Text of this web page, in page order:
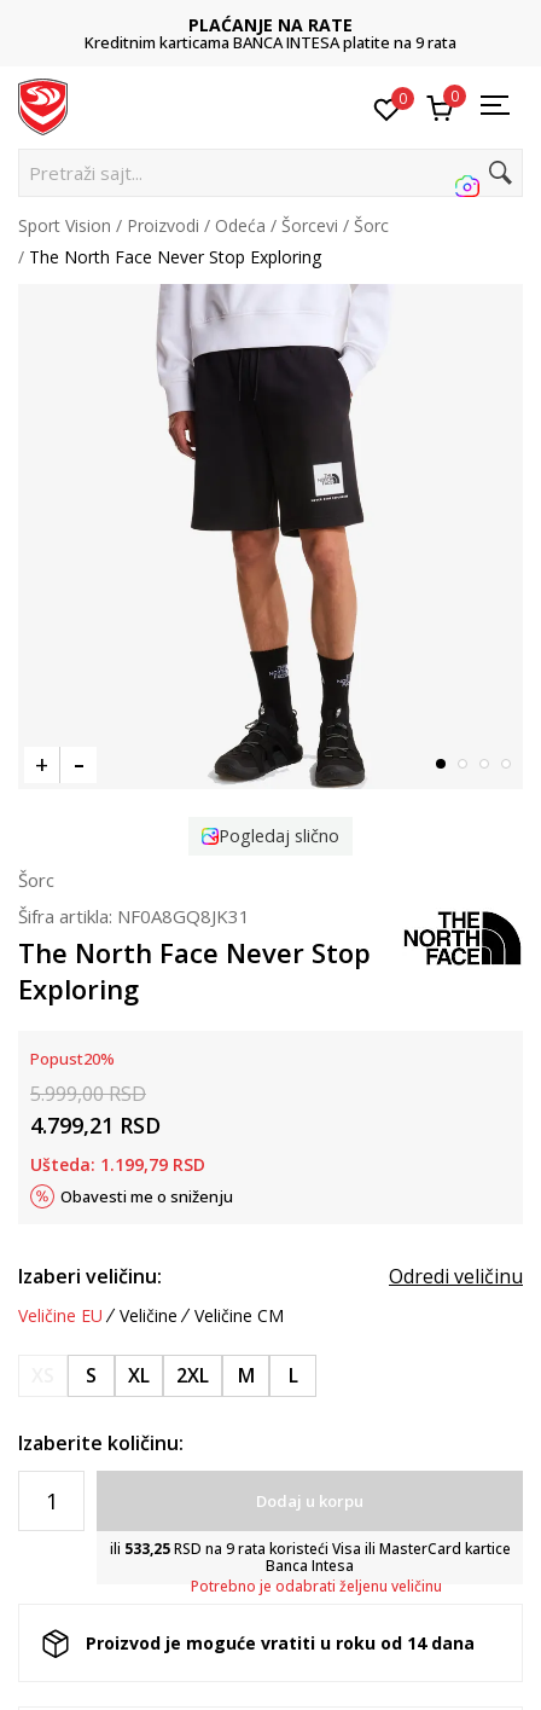
PLAĆANJE NA RATE
Kreditnim karticama BANCA INTESA platite na 9 rata
0 0
Pre
Sport Vision Proizvodi Odeća Šorcevi
Šorc
The North Face Never Stop Exploring
Pogledaj slično
Šorc
Šifra artikla: NF0A8GQ8JK31
The North Face Never Stop
Exploring
Popust20%
5.999,00RSD
4.799,21 RSD
Ušteda: 1.199,79 RSD
Obavesti me o sniženju
Izaberi veličinu: Odredi veličinu
Veličine EU Veličine Veličine CM
S XL 2XL M L
Izaberite količinu:
Dodaj u korpu
ili 533,25RSD na 9 rata koristeći Visa ili MasterCard kartice
Banca Intesa
Potrebno je odabrati željenu veličinu
Proizvod je moguće vratiti u roku od 14 dana